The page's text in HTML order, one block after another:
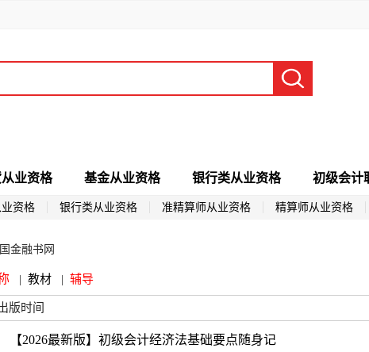
业资格 基金从业资格 银行类从业资格 初级会计
资格 银行类从业资格 准精算师从业资格 精算师从业资格
金融书网
| 教材 | 辅导
版时间
【2026最新版】初级会计经济法基础要点随身记